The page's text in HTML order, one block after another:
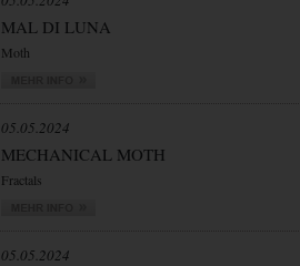
MAL DI LUNA
Moth
05.05.2024
MECHANICAL MOTH
Fractals
05.05.2024